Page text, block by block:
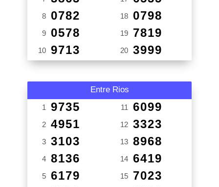
8 0782
9 0578
10 9713
18 0798
19 7819
20 3999
Entre Rios
1 9735
2 4951
3 3103
4 8136
5 6179
11 6099
12 3323
13 8968
14 6419
15 7023